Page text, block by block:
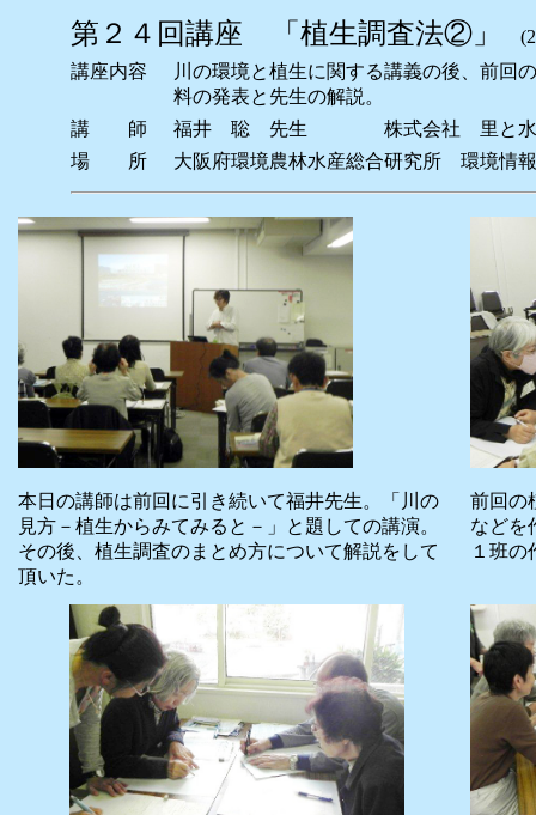
第２４回講座 「植生調査法②」
講座内容
川の環境と植生に関する講義の後、前回
料の発表と先生の解説。
講 師
福井 聡 先生 株式会社 里と水辺研
場 所
大阪府環境農林水産総合研究所 環境情
本日の講師は前回に引き続いて福井先生。「川の
見方－植生からみてみると－」と題しての講演。
その後、植生調査のまとめ方について解説をして
頂いた。
前回の
などを
１班の